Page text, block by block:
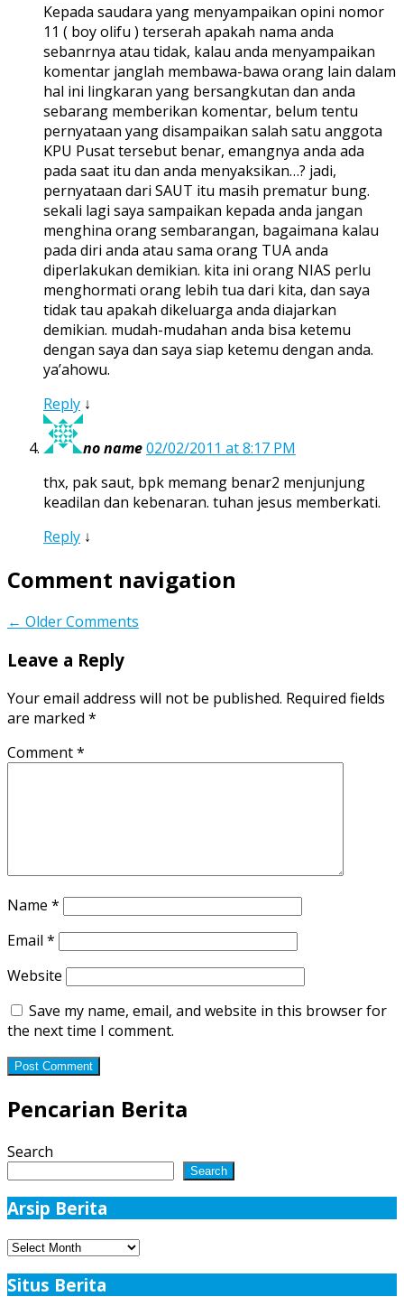
Kepada saudara yang menyampaikan opini nomor
11 ( boy olifu ) terserah apakah nama anda
sebanrnya atau tidak, kalau anda menyampaikan
komentar janglah membawa-bawa orang lain dalam
hal ini lingkaran yang bersangkutan dan anda
sebarang memberikan komentar, belum tentu
pernyataan yang disampaikan salah satu anggota
KPU Pusat tersebut benar, emangnya anda ada
pada saat itu dan anda menyaksikan…? jadi,
pernyataan dari SAUT itu masih prematur bung.
sekali lagi saya sampaikan kepada anda jangan
menghina orang sembarangan, bagaimana kalau
pada diri anda atau sama orang TUA anda
diperlakukan demikian. kita ini orang NIAS perlu
menghormati orang lebih tua dari kita, dan saya
tidak tau apakah dikeluarga anda diajarkan
demikian. mudah-mudahan anda bisa ketemu
dengan saya dan saya siap ketemu dengan anda.
ya’ahowu.
Reply ↓
no name02/02/2011 at 8:17 PM
thx, pak saut, bpk memang benar2 menjunjung
keadilan dan kebenaran. tuhan jesus memberkati.
Reply ↓
Comment navigation
← Older Comments
Leave a Reply
Your email address will not be published. Required fields
are marked *
Comment*
Name *
Email *
Website
Save my name, email, and website in this browser for
the next time I comment.
Pencarian Berita
Search
Search
Arsip Berita
Arsip
Situs Berita